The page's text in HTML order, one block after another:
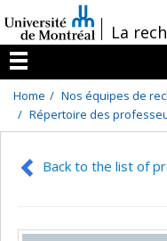
au
contenu
/La
Menu
Home
Nos équipes de
Répertoire des
Back to the list of